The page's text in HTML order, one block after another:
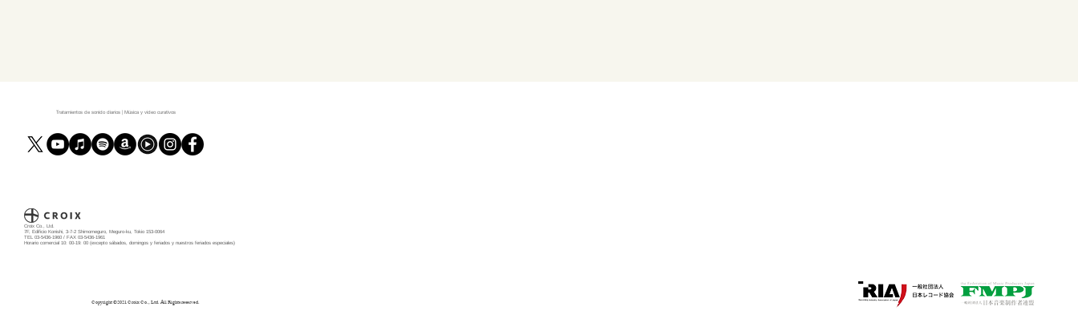
Tratamientos de sonido diarios | Música y video curativos
Croix Co., Ltd.
7F, Edificio Konishi, 3-7-2 Shimomeguro, Meguro-ku, Tokio 153-0064
TEL 03-5436-1960 / FAX 03-5436-1961
Horario comercial 10: 00-19: 00 (excepto sábados, domingos y feriados y nuestros feriados especiales)
Copyright ©️2021 Croix Co., Ltd. All Rights reserved.